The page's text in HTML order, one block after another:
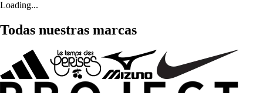
Loading...
Todas nuestras marcas